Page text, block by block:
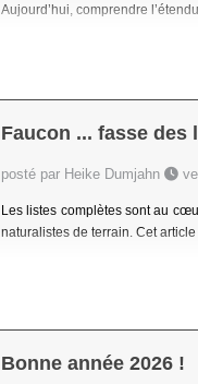
Aujourd’hui, comprendre
Faucon ... fasse des
posté par Heike Dumjahn
Les listes complètes sont au
naturalistes de terrain. Cet
Bonne année 2026 !